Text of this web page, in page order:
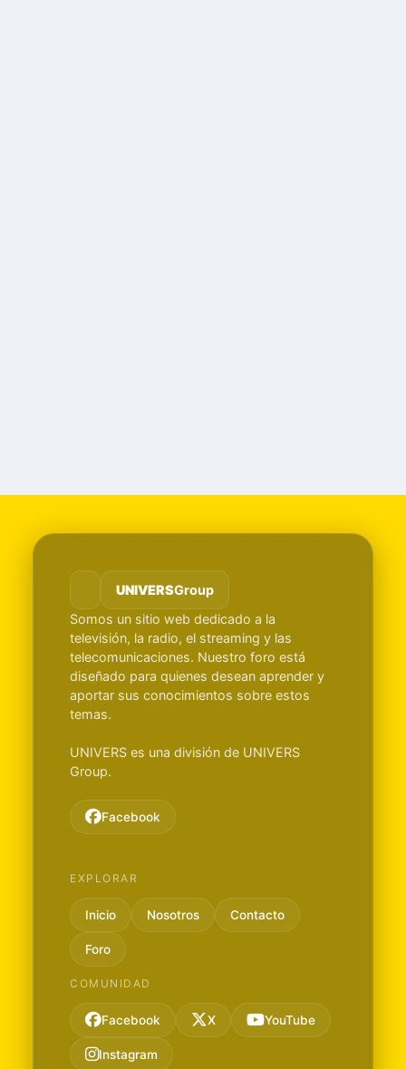
UNIVERSGroup
Somos un sitio web dedicado a la
televisión, la radio, el streaming y las
telecomunicaciones. Nuestro foro está
diseñado para quienes desean aprender y
aportar sus conocimientos sobre estos
temas.
UNIVERS es una división de UNIVERS
Group.
Facebook
EXPLORAR
Inicio Nosotros Contacto
Foro
COMUNIDAD
Facebook X YouTube
Instagram